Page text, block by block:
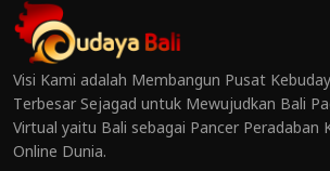
Visi Kami adalah Membangun Pusat
Terbesar Sejagad untuk Mewujudkan Bali
Virtual yaitu Bali sebagai Pancer Peradaban
Online Dunia.